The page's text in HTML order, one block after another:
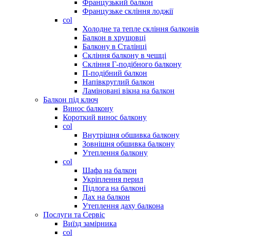
Французький балкон
Французьке скління лоджії
col
Холодне та тепле скління балконів
Балкон в хрущовці
Балкону в Сталінці
Скління балкону в чешці
Скління Г-подібного балкону
П-подібний балкон
Напівкруглий балкон
Ламіновані вікна на балкон
Балкон під ключ
Винос балкону
Короткий винос балкону
col
Внутрішня обшивка балкону
Зовнішня обшивка балкону
Утеплення балкону
col
Шафа на балкон
Укріплення перил
Підлога на балконі
Дах на балкон
Утеплення даху балкона
Послуги та Сервіс
Виїзд замірника
col